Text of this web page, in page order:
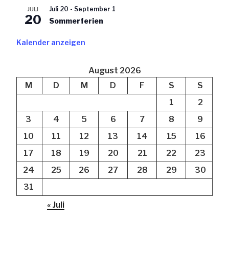
JULI
20
Juli 20 - September 1
Sommerferien
Kalender anzeigen
August 2026
M
D M D F S
S
1
2
3
4 5 6 7 8
9
10
11 12 13 14 15
16
17
18 19 20 21 22
23
24
25 26 27 28 29
30
31
« Juli